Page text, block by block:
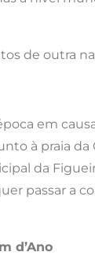
de outra
em
à praia da
da
passar a
d’Ano